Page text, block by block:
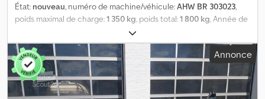
État: nouveau, numéro de machine/véhicule:AHW BR 303023,
poids maximal de charge:1 350 kg , poids total:1 800 kg , Année de
, ACHETEZ MAINTENANT l’offre en ligne
d’ANHÄNGERWIRTZ Dksdpfxezl Hxue Anxsr Remorques pour
bateaux de la marque Brenderup PRIX SPÉCIAL pour les modèles
disponibles ! Exemple non contraignant : Remorque pour bateaux
Brenderup Premium 221800 B SR 1800, rouleaux Super, pour
bateaux d’environ 6,40 m et d’un poids de 1350 kg, essieu unique
Annonce